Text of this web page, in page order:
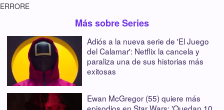
ERRORE
Más sobre Series
Adiós a la nueva serie de 'El Juego
del Calamar': Netflix la cancela y
paraliza una de sus historias más
exitosas
Ewan McGregor (55) quiere más
episodios en Star Wars: 'Quedan 10